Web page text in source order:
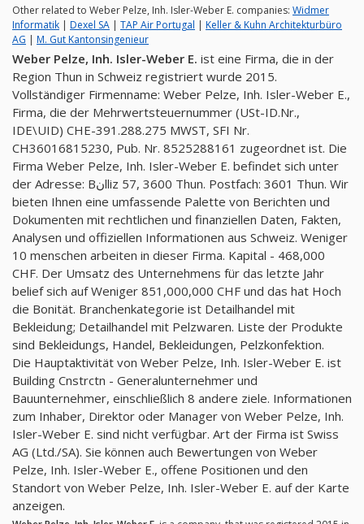
Other related to Weber Pelze, Inh. Isler-Weber E. companies: Widmer
Informatik | Dexel SA | TAP Air Portugal | Keller & Kuhn Architekturbüro
AG | M. Gut Kantonsingenieur
Weber Pelze, Inh. Isler-Weber E. ist eine Firma, die in der
Region Thun in Schweiz registriert wurde 2015.
Vollständiger Firmenname: Weber Pelze, Inh. Isler-Weber E.,
Firma, die der Mehrwertsteuernummer (USt-ID.Nr.,
IDE\UID) CHE-391.288.275 MWST, SFI Nr.
CH36016815230, Pub. Nr. 8525288161 zugeordnet ist. Die
Firma Weber Pelze, Inh. Isler-Weber E. befindet sich unter
der Adresse: Bنlliz 57, 3600 Thun. Postfach: 3601 Thun. Wir
bieten Ihnen eine umfassende Palette von Berichten und
Dokumenten mit rechtlichen und finanziellen Daten, Fakten,
Analysen und offiziellen Informationen aus Schweiz. Weniger
10 menschen arbeiten in dieser Firma. Kapital - 468,000
CHF. Der Umsatz des Unternehmens für das letzte Jahr
belief sich auf Weniger 851,000,000 CHF und das hat Hoch
die Bonität. Branchenkategorie ist Detailhandel mit
Bekleidung; Detailhandel mit Pelzwaren. Liste der Produkte
sind Bekleidungs, Handel, Bekleidungen, Pelzkonfektion.
Die Hauptaktivität von Weber Pelze, Inh. Isler-Weber E. ist
Building Cnstrctn - Generalunternehmer und
Bauunternehmer, einschließlich 8 andere ziele. Informationen
zum Inhaber, Direktor oder Manager von Weber Pelze, Inh.
Isler-Weber E. sind nicht verfügbar. Art der Firma ist Swiss
AG (Ltd./SA). Sie können auch Bewertungen von Weber
Pelze, Inh. Isler-Weber E., offene Positionen und den
Standort von Weber Pelze, Inh. Isler-Weber E. auf der Karte
anzeigen.